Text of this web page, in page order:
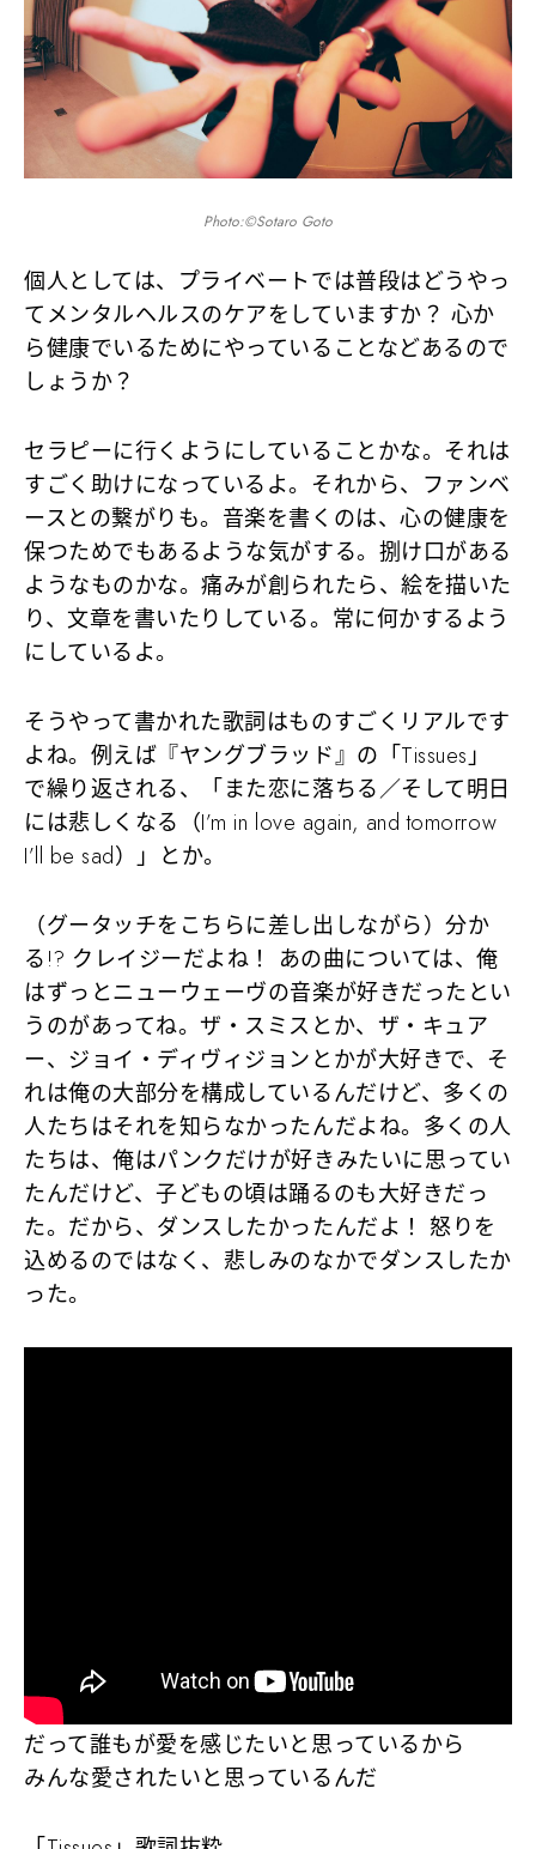
Photo:©Sotaro Goto
個人としては、プライベートでは普段はどうやっ
てメンタルヘルスのケアをしていますか？ 心か
ら健康でいるためにやっていることなどあるので
しょうか？
セラピーに行くようにしていることかな。それは
すごく助けになっているよ。それから、ファンベ
ースとの繋がりも。音楽を書くのは、心の健康を
保つためでもあるような気がする。捌け口がある
ようなものかな。痛みが創られたら、絵を描いた
り、文章を書いたりしている。常に何かするよう
にしているよ。
そうやって書かれた歌詞はものすごくリアルです
よね。例えば『ヤングブラッド』の「Tissues」
で繰り返される、「また恋に落ちる／そして明日
には悲しくなる（I’m in love again, and tomorrow
I’ll be sad）」とか。
（グータッチをこちらに差し出しながら）分か
る!? クレイジーだよね！ あの曲については、俺
はずっとニューウェーヴの音楽が好きだったとい
うのがあってね。ザ・スミスとか、ザ・キュア
ー、ジョイ・ディヴィジョンとかが大好きで、そ
れは俺の大部分を構成しているんだけど、多くの
人たちはそれを知らなかったんだよね。多くの人
たちは、俺はパンクだけが好きみたいに思ってい
たんだけど、子どもの頃は踊るのも大好きだっ
た。だから、ダンスしたかったんだよ！ 怒りを
込めるのではなく、悲しみのなかでダンスしたか
った。
だって誰もが愛を感じたいと思っているから
みんな愛されたいと思っているんだ